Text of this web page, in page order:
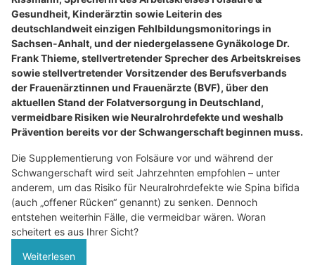
Gesundheit, Kinderärztin sowie Leiterin des
deutschlandweit einzigen Fehlbildungsmonitorings in
Sachsen-Anhalt, und der niedergelassene Gynäkologe Dr.
Frank Thieme, stellvertretender Sprecher des Arbeitskreises
sowie stellvertretender Vorsitzender des Berufsverbands
der Frauenärztinnen und Frauenärzte (BVF), über den
aktuellen Stand der Folatversorgung in Deutschland,
vermeidbare Risiken wie Neuralrohrdefekte und weshalb
Prävention bereits vor der Schwangerschaft beginnen muss.
Die Supplementierung von Folsäure vor und während der
Schwangerschaft wird seit Jahrzehnten empfohlen – unter
anderem, um das Risiko für Neuralrohrdefekte wie Spina bifida
(auch „offener Rücken“ genannt) zu senken. Dennoch
entstehen weiterhin Fälle, die vermeidbar wären. Woran
scheitert es aus Ihrer Sicht?
Weiterlesen